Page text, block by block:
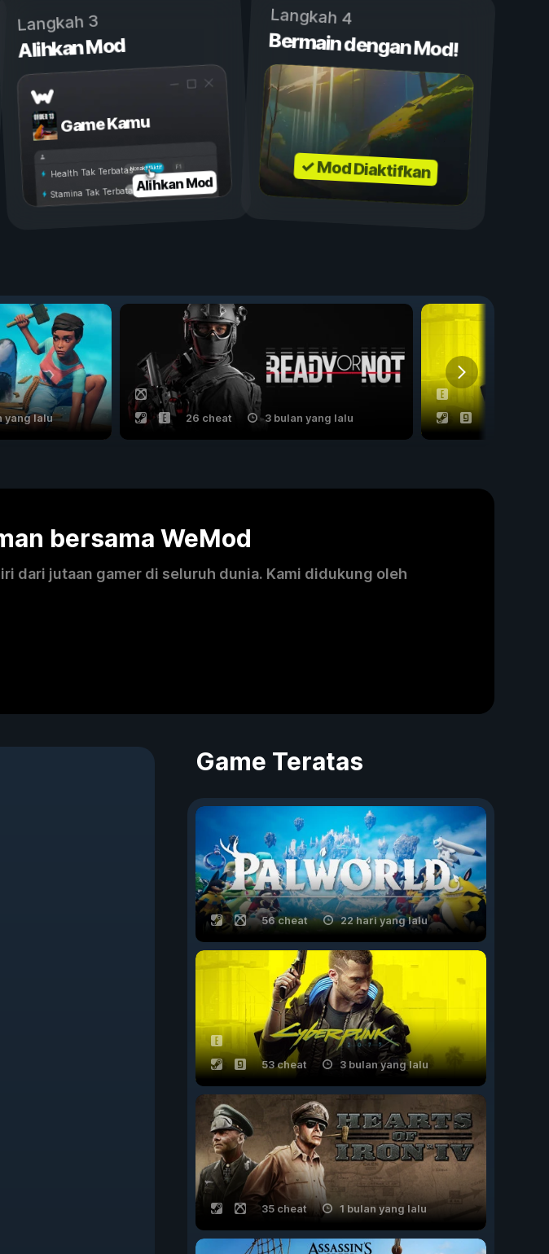
Langkah 3
Alihkan Mod
Game Kamu
Aktif
Nonaktif
Health Tak Terbatas
Stamina Tak TerbatasAlihkan Mod
Langkah 4
Bermain dengan Mod!
✓ Mod Diaktifkan
yang lalu 26 cheat 3 bulan yang lalu
bersama WeMod
dari jutaan gamer di seluruh dunia. Kami didukung oleh
Game Teratas
56 cheat 22 hari yang lalu
53 cheat 3 bulan yang lalu
35 cheat 1 bulan yang lalu